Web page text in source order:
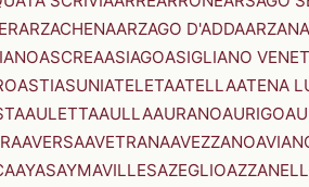
ARZACHENAARZAGO D'ADDAARZANA
ASCREAASIAGOASIGLIANO
ASTIASUNIATELETAATELLAATENA
AULETTAAULLAAURANOAURIGO
AVERSAAVETRANAAVEZZANO
AYASAYMAVILLESAZEGLIO